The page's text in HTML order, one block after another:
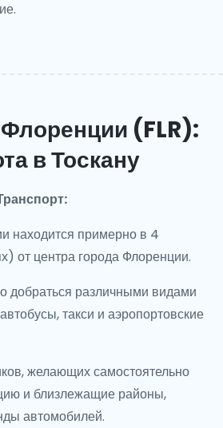
(FLR):
в Тоскану
находится примерно в 4
от центра города Флоренции.
добраться различными видами
такси и аэропортовские
желающих самостоятельно
и близлежащие районы,
автомобилей.